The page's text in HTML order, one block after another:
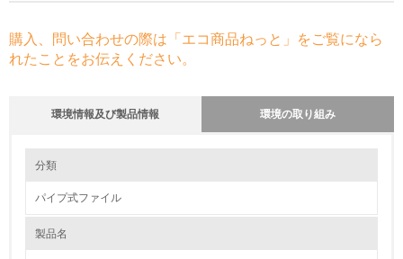
購入、問い合わせの際は「エコ商品ねっと」をご覧になら
れたことをお伝えください。
環境情報及び製品情報 環境の取り組み
1.環境取り組み体制
分類
パイプ式ファイル
製品名